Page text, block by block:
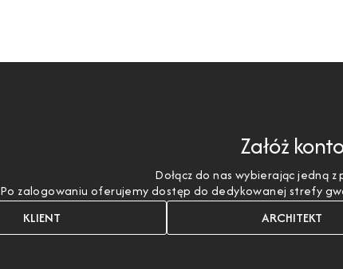
Załóż
Dołącz do nas wybierając jedną z
Po zalogowaniu oferujemy dostęp do dedykowanej strefy
KLIENT ARCHITEKT